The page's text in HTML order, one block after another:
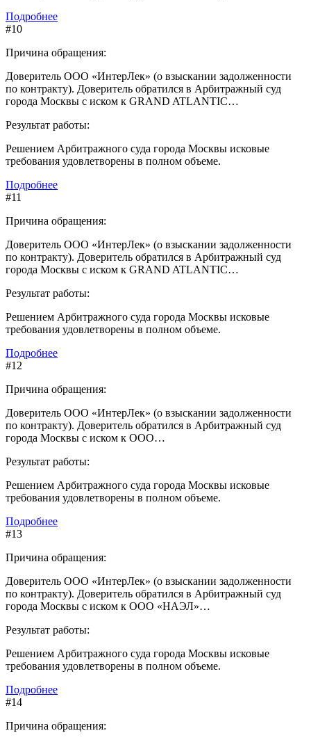
Подробнее
#10
Причина обращения:
Доверитель ООО «ИнтерЛек» (о взыскании задолженности
по контракту). Доверитель обратился в Арбитражный суд
города Москвы с иском к GRAND ATLANTIC…
Результат работы:
Решением Арбитражного суда города Москвы исковые
требования удовлетворены в полном объеме.
Подробнее
#11
Причина обращения:
Доверитель ООО «ИнтерЛек» (о взыскании задолженности
по контракту). Доверитель обратился в Арбитражный суд
города Москвы с иском к GRAND ATLANTIC…
Результат работы:
Решением Арбитражного суда города Москвы исковые
требования удовлетворены в полном объеме.
Подробнее
#12
Причина обращения:
Доверитель ООО «ИнтерЛек» (о взыскании задолженности
по контракту). Доверитель обратился в Арбитражный суд
города Москвы с иском к ООО…
Результат работы:
Решением Арбитражного суда города Москвы исковые
требования удовлетворены в полном объеме.
Подробнее
#13
Причина обращения:
Доверитель ООО «ИнтерЛек» (о взыскании задолженности
по контракту). Доверитель обратился в Арбитражный суд
города Москвы с иском к ООО «НАЭЛ»…
Результат работы:
Решением Арбитражного суда города Москвы исковые
требования удовлетворены в полном объеме.
Подробнее
#14
Причина обращения: